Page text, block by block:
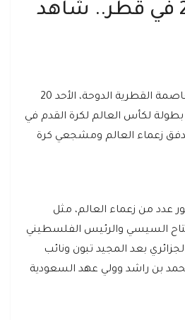
شهد ستاد البيت في العاصمة القطرية الدوحة، الأحد 20
أول بطولة لكأس العالم لكرة القدم في
زعماء العالم ومشجعي كرة
عدد من زعماء العالم، مثل
السيسي والرئيس الفلسطيني
بعد المجيد تبون ونائب
بن راشد وولي عهد السعودية